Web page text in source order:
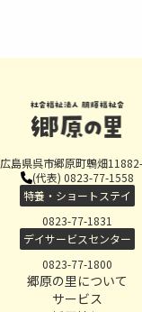
広島県呉市郷原町鵯畑
(代表) 0823-77-1558
特養・ショートステイ
0823-77-1831
デイサービスセンター
0823-77-1800
郷原の里について
サービス